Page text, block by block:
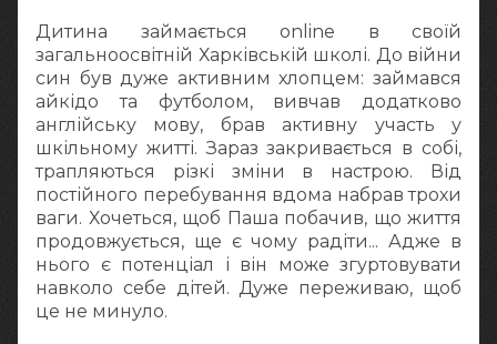
Дитина займається online в своїй
загальноосвітній Харківській школі. До війни
син був дуже активним хлопцем: займався
айкідо та футболом, вивчав додатково
англійську мову, брав активну участь у
шкільному житті. Зараз закривається в собі,
трапляються різкі зміни в настрою. Від
постійного перебування вдома набрав трохи
ваги. Хочеться, щоб Паша побачив, що життя
продовжується, ще є чому радіти... Адже в
нього є потенціал і він може згуртовувати
навколо себе дітей. Дуже переживаю, щоб
це не минуло.